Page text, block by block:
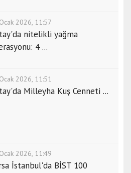
2026, 11:57
nitelikli yağma
4 ...
2026, 11:51
Milleyha Kuş Cenneti ...
2026, 11:49
İstanbul'da BİST 100